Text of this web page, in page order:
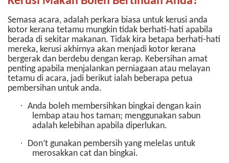
Semasa acara, adalah perkara biasa untuk kerusi anda
kotor kerana tetamu mungkin tidak berhati-hati apabila
berada di sekitar makanan. Tidak kira betapa berhati-hati
mereka, kerusi akhirnya akan menjadi kotor kerana
bergerak dan berdebu dengan kerap. Kebersihan amat
penting apabila menjalankan perniagaan atau melayan
tetamu di acara, jadi berikut ialah beberapa petua
pembersihan untuk anda.
· Anda boleh membersihkan bingkai dengan kain
lembap atau hos taman; menggunakan sabun
adalah kelebihan apabila diperlukan.
·
Don’t gunakan pembersih yang melelas untuk
merosakkan cat dan bingkai.